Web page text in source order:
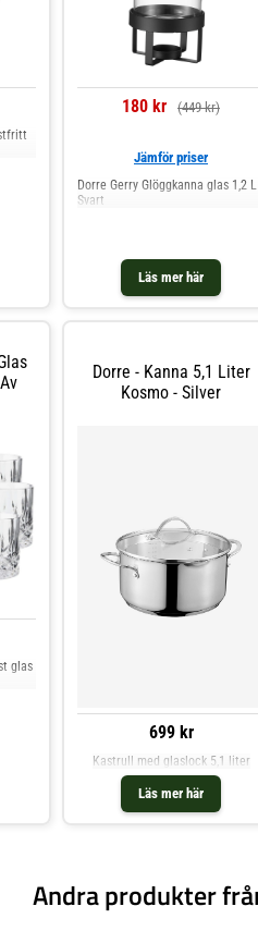
180 kr (449 kr)
Läs mer här
Jämför priser
Dorre Gerry Glöggkanna glas 1,2 L
Svart
glas
Dorre - Kanna 5,1 Liter
Kosmo - Silver
699 kr
Läs mer här
Kastrull med glaslock 5,1 liter
Andra produkter